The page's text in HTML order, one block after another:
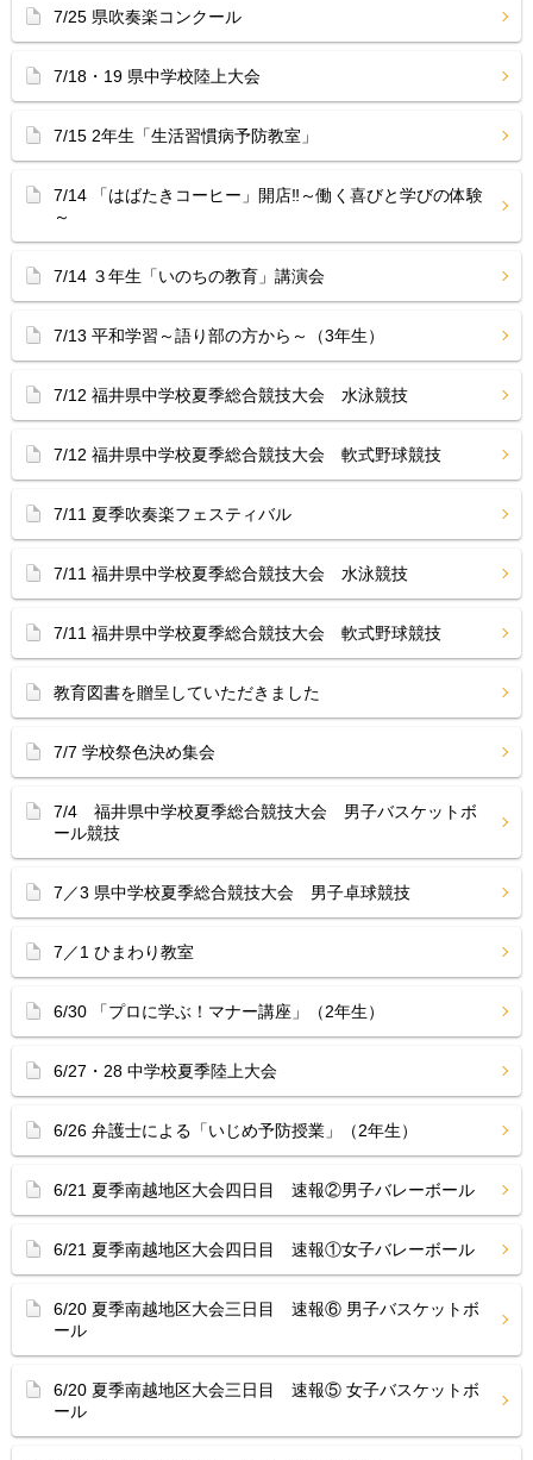
7/25 県吹奏楽コンクール
7/18・19 県中学校陸上大会
7/15 2年生「生活習慣病予防教室」
7/14 「はばたきコーヒー」開店‼︎～働く喜びと学びの体験
～
7/14 ３年生「いのちの教育」講演会
7/13 平和学習～語り部の方から～（3年生）
7/12 福井県中学校夏季総合競技大会 水泳競技
7/12 福井県中学校夏季総合競技大会 軟式野球競技
7/11 夏季吹奏楽フェスティバル
7/11 福井県中学校夏季総合競技大会 水泳競技
7/11 福井県中学校夏季総合競技大会 軟式野球競技
教育図書を贈呈していただきました
7/7 学校祭色決め集会
7/4 福井県中学校夏季総合競技大会 男子バスケットボ
ール競技
7／3 県中学校夏季総合競技大会 男子卓球競技
7／1 ひまわり教室
6/30 「プロに学ぶ！マナー講座」（2年生）
6/27・28 中学校夏季陸上大会
6/26 弁護士による「いじめ予防授業」（2年生）
6/21 夏季南越地区大会四日目 速報②男子バレーボール
6/21 夏季南越地区大会四日目 速報①女子バレーボール
6/20 夏季南越地区大会三日目 速報⑥ 男子バスケットボ
ール
6/20 夏季南越地区大会三日目 速報⑤ 女子バスケットボ
ール